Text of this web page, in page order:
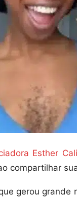
Esther
compartilhar
gerou grande